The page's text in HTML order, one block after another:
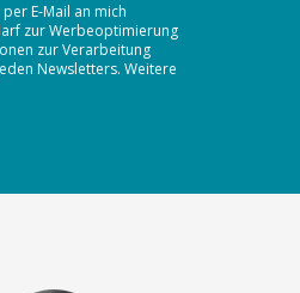
E-Mail an mich
zur Werbeoptimierung
zur Verarbeitung
Newsletters. Weitere